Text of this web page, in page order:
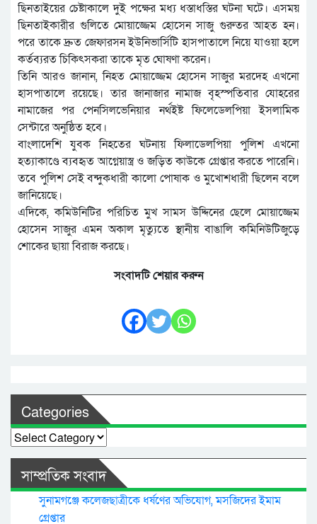
ছিনতাইয়ের চেষ্টাকালে দুই পক্ষের মধ্য ধস্তাধস্তির ঘটনা ঘটে। এসময়
ছিনতাইকারীর গুলিতে মোয়াজ্জেম হোসেন সাজু গুরুতর আহত হন।
পরে তাকে দ্রুত জেফারসন ইউনিভার্সিটি হাসপাতালে নিয়ে যাওয়া হলে
কর্তব্যরত চিকিৎসকরা তাকে মৃত ঘোষণা করেন।
তিনি আরও জানান, নিহত মোয়াজ্জেম হোসেন সাজুর মরদেহ এখনো
হাসপাতালে রয়েছে। তার জানাজার নামাজ বৃহস্পতিবার যোহরের
নামাজের পর পেনসিলভেনিয়ার নর্থইষ্ট ফিলেডেলপিয়া ইসলামিক
সেন্টারে অনুষ্ঠিত হবে।
বাংলাদেশি যুবক নিহতের ঘটনায় ফিলাডেলপিয়া পুলিশ এখনো
হত্যাকাণ্ডে ব্যবহৃত আগ্নেয়াস্ত্র ও জড়িত কাউকে গ্রেপ্তার করতে পারেনি।
তবে পুলিশ সেই বন্দুকধারী কালো পোষাক ও মুখোশধারী ছিলেন বলে
জানিয়েছে।
এদিকে, কমিউনিটির পরিচিত মুখ সামস উদ্দিনের ছেলে মোয়াজ্জেম
হোসেন সাজুর এমন অকাল মৃত্যুতে স্থানীয় বাঙালি কমিনিউটিজুড়ে
শোকের ছায়া বিরাজ করছে।
সংবাদটি শেয়ার করুন
Categories
Categories
সাম্প্রতিক সংবাদ
সুনামগঞ্জে কলেজছাত্রীকে ধর্ষণের অভিযোগ, মসজিদের ইমাম
গ্রেপ্তার